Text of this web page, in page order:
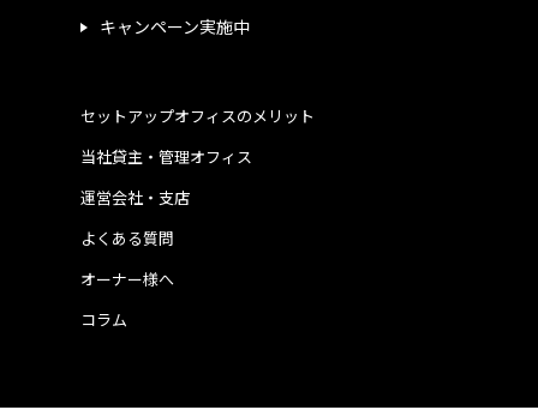
キャンペーン実施中
運営会社・支店
よくある質問
当社貸主・管理オフィス
オーナー様へ
コラム
セットアップオフィスのメリット